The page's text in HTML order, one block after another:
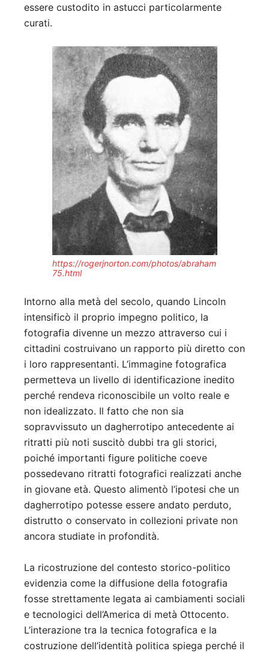
essere custodito in astucci particolarmente
curati.
https://rogerjnorton.com/photos/abraham
75.html
Intorno alla metà del secolo, quando Lincoln
intensificò il proprio impegno politico, la
fotografia divenne un mezzo attraverso cui i
cittadini costruivano un rapporto più diretto con
i loro rappresentanti. L’immagine fotografica
permetteva un livello di identificazione inedito
perché rendeva riconoscibile un volto reale e
non idealizzato. Il fatto che non sia
sopravvissuto un dagherrotipo antecedente ai
ritratti più noti suscitò dubbi tra gli storici,
poiché importanti figure politiche coeve
possedevano ritratti fotografici realizzati anche
in giovane età. Questo alimentò l’ipotesi che un
dagherrotipo potesse essere andato perduto,
distrutto o conservato in collezioni private non
ancora studiate in profondità.
La ricostruzione del contesto storico-politico
evidenzia come la diffusione della fotografia
fosse strettamente legata ai cambiamenti sociali
e tecnologici dell’America di metà Ottocento.
L’interazione tra la tecnica fotografica e la
costruzione dell’identità politica spiega perché il